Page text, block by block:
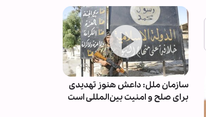
سازمان ملل: داعش هنوز تهدیدی
برای صلح و امنیت بین‌المللی است